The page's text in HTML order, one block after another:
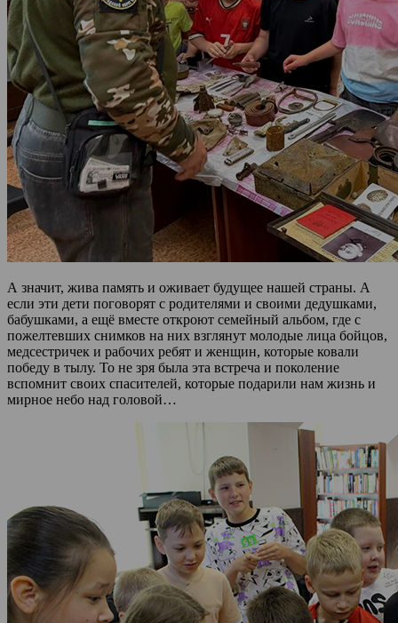
А значит, жива память и оживает будущее нашей страны. А
если эти дети поговорят с родителями и своими дедушками,
бабушками, а ещё вместе откроют семейный альбом, где с
пожелтевших снимков на них взглянут молодые лица бойцов,
медсестричек и рабочих ребят и женщин, которые ковали
победу в тылу. То не зря была эта встреча и поколение
вспомнит своих спасителей, которые подарили нам жизнь и
мирное небо над головой…